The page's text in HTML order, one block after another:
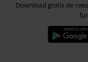
Download gratis de